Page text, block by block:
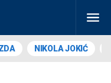
NIKOLA JOKIĆ